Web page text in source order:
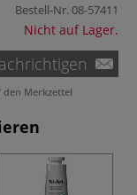
Bestell-Nr.08-57411
Nicht auf Lager.
Merkzettel